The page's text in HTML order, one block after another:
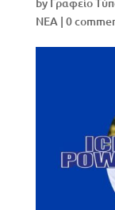
NEA | 0